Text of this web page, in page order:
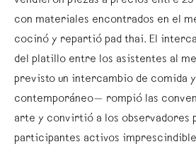
con materiales encontrados en el
cocinó y repartió pad thai. El
del platillo entre los asistentes al
previsto un intercambio de comida
contemporáneo— rompió las
arte y convirtió a los observadores
participantes activos